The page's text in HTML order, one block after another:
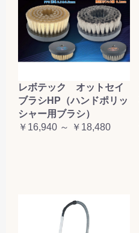
レボテック オットセイ
ブラシHP（ハンドポリッ
シャー用ブラシ）
￥16,940 ～ ￥18,480